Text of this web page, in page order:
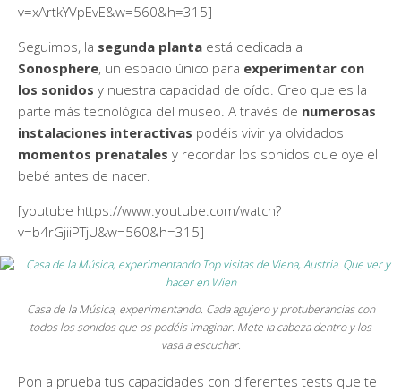
v=xArtkYVpEvE&w=560&h=315]
Seguimos, la segunda planta está dedicada a
Sonosphere, un espacio único para experimentar con
los sonidos y nuestra capacidad de oído. Creo que es la
parte más tecnológica del museo. A través de numerosas
instalaciones interactivas podéis vivir ya olvidados
momentos prenatales y recordar los sonidos que oye el
bebé antes de nacer.
[youtube https://www.youtube.com/watch?
v=b4rGjiiPTjU&w=560&h=315]
Casa de la Música, experimentando. Cada agujero y protuberancias con
todos los sonidos que os podéis imaginar. Mete la cabeza dentro y los
vasa a escuchar.
Pon a prueba tus capacidades con diferentes tests que te